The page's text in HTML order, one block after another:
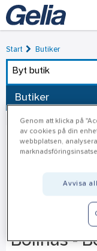
Start Butiker
Byt butik
Butiker
Bollnäs -
Genom att klicka på
av cookies på din
webbplatsen,
Avvisa